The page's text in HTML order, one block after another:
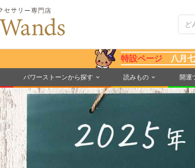
特設ページ 八月七
パワーストーンから探す 読みもの 開運